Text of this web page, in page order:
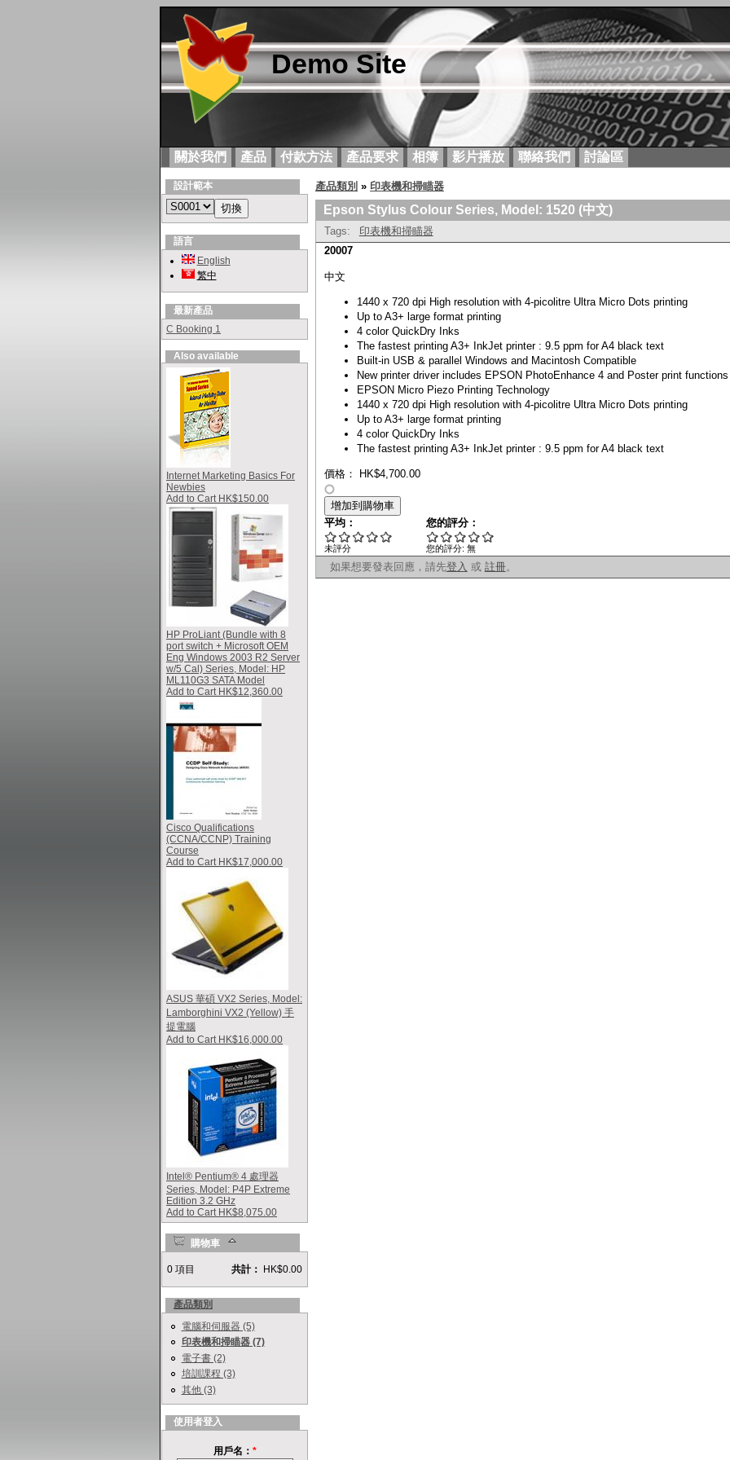
Demo Site
關於我們 產品 付款方法 產品要求 相簿 影片播放 聯絡我們 討論區
設計範本
語言
English
繁中
最新產品
C Booking 1
Also available
Internet Marketing Basics For
Newbies
Add to Cart HK$150.00
HP ProLiant (Bundle with 8
port switch + Microsoft OEM
Eng Windows 2003 R2 Server
w/5 Cal) Series, Model: HP
ML110G3 SATA Model
Add to Cart HK$12,360.00
Cisco Qualifications
(CCNA/CCNP) Training
Course
Add to Cart HK$17,000.00
ASUS 華碩 VX2 Series, Model:
Lamborghini VX2 (Yellow) 手
提電腦
Add to Cart HK$16,000.00
Intel® Pentium® 4 處理器
Series, Model: P4P Extreme
Edition 3.2 GHz
Add to Cart HK$8,075.00
購物車
0 項目 共計： HK$0.00
產品類別
電腦和伺服器 (5)
印表機和掃瞄器 (7)
電子書 (2)
培訓課程 (3)
其他 (3)
使用者登入
用戶名： *
產品類別 » 印表機和掃瞄器
Epson Stylus Colour Series, Model: 1520 (中文)
Tags:
印表機和掃瞄器
20007
中文
1440 x 720 dpi High resolution with 4-picolitre Ultra Micro Dots printing
Up to A3+ large format printing
4 color QuickDry Inks
The fastest printing A3+ InkJet printer : 9.5 ppm for A4 black text
Built-in USB & parallel Windows and Macintosh Compatible
New printer driver includes EPSON PhotoEnhance 4 and Poster print functions
EPSON Micro Piezo Printing Technology
1440 x 720 dpi High resolution with 4-picolitre Ultra Micro Dots printing
Up to A3+ large format printing
4 color QuickDry Inks
The fastest printing A3+ InkJet printer : 9.5 ppm for A4 black text
價格： HK$4,700.00
平均：
未評分
您的評分：
您的評分: 無
如果想要發表回應，請先登入 或 註冊。